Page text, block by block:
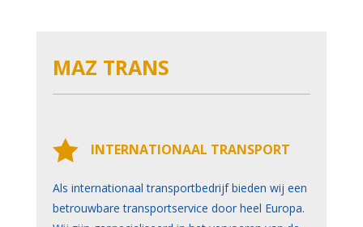
MAZ TRANS
 INTERNATIONAAL TRANSPORT
Als internationaal transportbedrijf bieden wij een
betrouwbare transportservice door heel Europa.